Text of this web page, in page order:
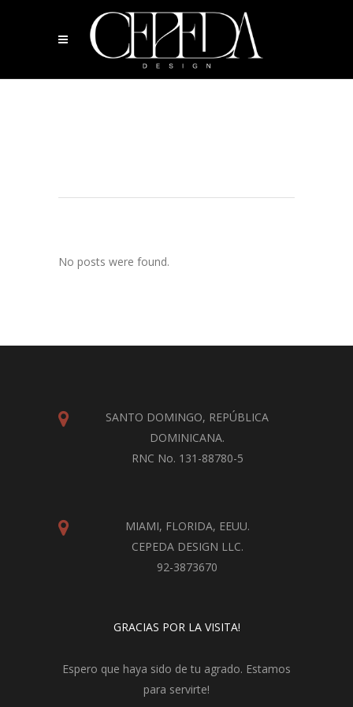
No posts were found.
SANTO DOMINGO, REPÚBLICA
DOMINICANA.
RNC No. 131-88780-5
MIAMI, FLORIDA, EEUU.
CEPEDA DESIGN LLC.
92-3873670
GRACIAS POR LA VISITA!
Espero que haya sido de tu agrado. Estamos
para servirte!